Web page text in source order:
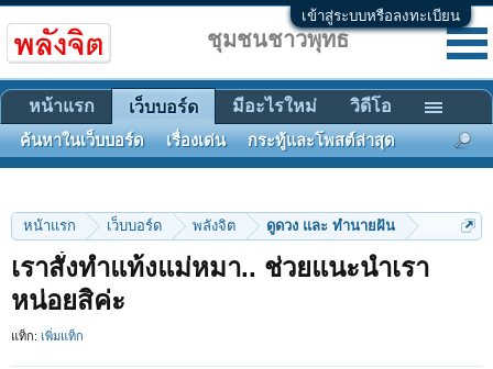
เข้าสู่ระบบหรือลงทะเบียน
หน้าแรก เว็บบอร์ด พลังจิต ดูดวง และ ทำนายฝัน
เราสั่งทำแท้งแม่หมา.. ช่วยแนะนำเรา
หน่อยสิค่ะ
แท็ก: เพิ่มแท็ก
ชุมชนชาวพุทธ
หน้าแรก เว็บบอร์ด
ค้นหาในเว็บบอร์ด เรื่องเด่น กระทู้และโพสต์ล่าสุด
มีอะไรใหม่ วิดีโอ